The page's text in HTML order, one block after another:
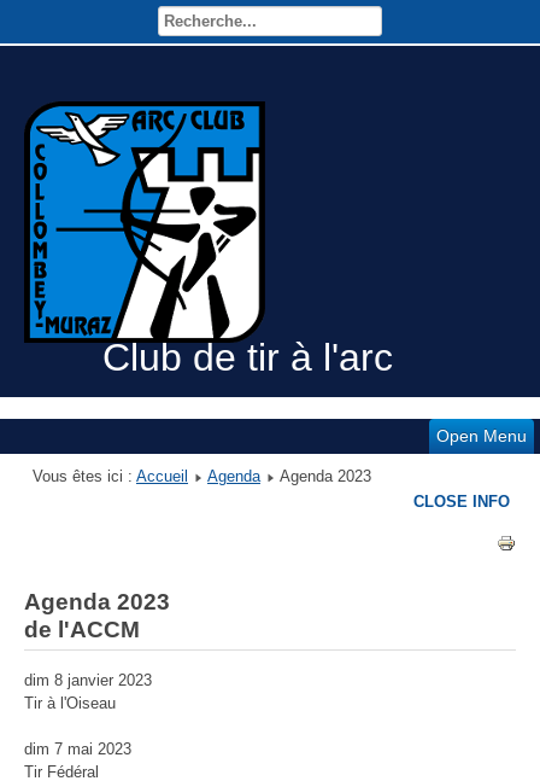
Club de tir à l'arc
Open Menu
Vous êtes ici : Accueil Agenda Agenda 2023
Agenda 2023
de l'ACCM
dim 8 janvier 2023
Tir à l'Oiseau
dim 7 mai 2023
Tir Fédéral
CLOSE INFO